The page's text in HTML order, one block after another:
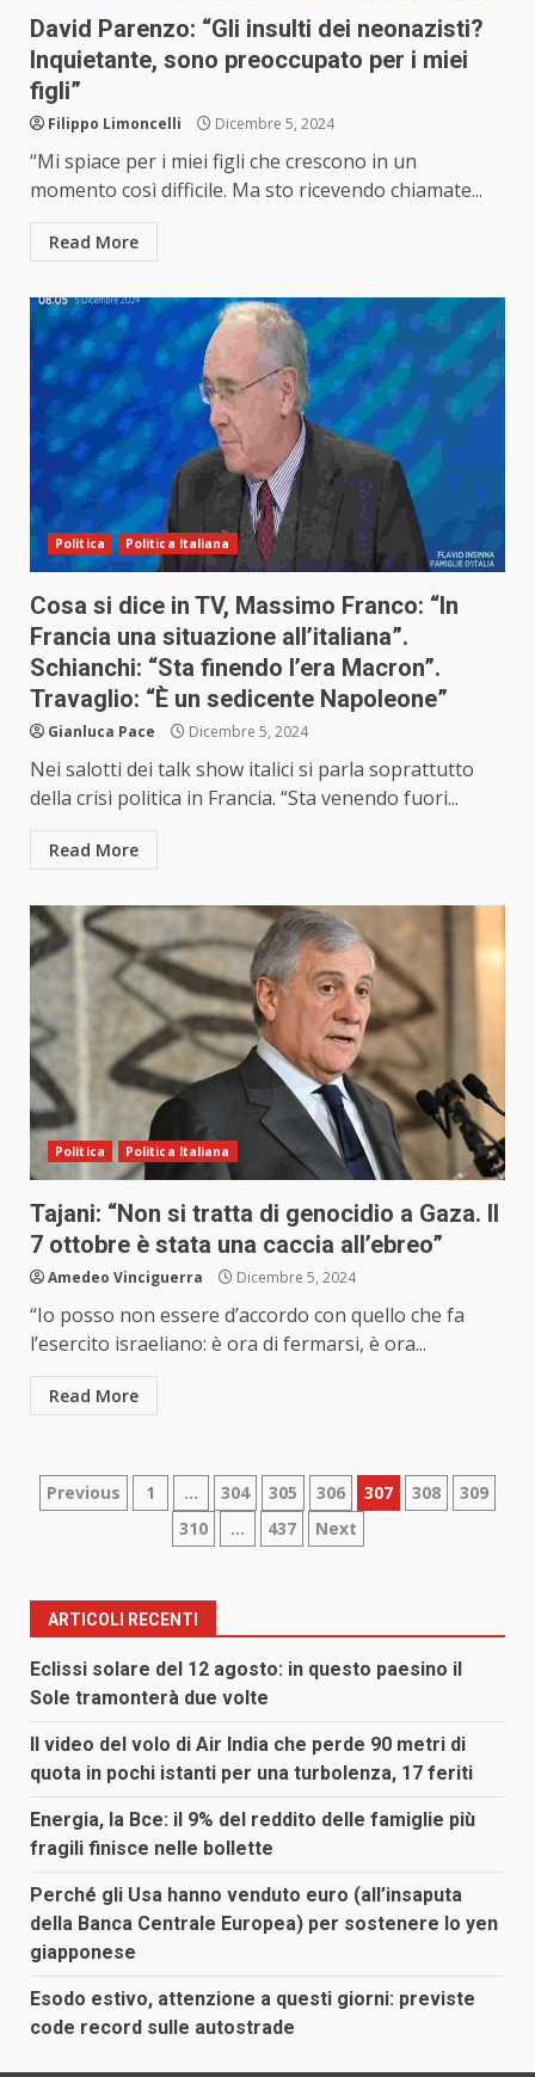
David Parenzo: “Gli insulti dei neonazisti?
Inquietante, sono preoccupato per i miei
figli”
Filippo Limoncelli Dicembre 5, 2024
“Mi spiace per i miei figli che crescono in un
momento così difficile. Ma sto ricevendo chiamate...
Read More
Politica Politica Italiana
Cosa si dice in TV, Massimo Franco: “In
Francia una situazione all’italiana”.
Schianchi: “Sta finendo l’era Macron”.
Travaglio: “È un sedicente Napoleone”
Gianluca Pace Dicembre 5, 2024
Nei salotti dei talk show italici si parla soprattutto
della crisi politica in Francia. “Sta venendo fuori...
Read More
Politica Politica Italiana
Tajani: “Non si tratta di genocidio a Gaza. Il
7 ottobre è stata una caccia all’ebreo”
Amedeo Vinciguerra Dicembre 5, 2024
“Io posso non essere d’accordo con quello che fa
l’esercito israeliano: è ora di fermarsi, è ora...
Read More
Paginazione
articoli
Previous 1 … 304 305 306 307 308
309
310
… 437 Next
ARTICOLI RECENTI
Eclissi solare del 12 agosto: in questo paesino il
Sole tramonterà due volte
Il video del volo di Air India che perde 90 metri di
quota in pochi istanti per una turbolenza, 17 feriti
Energia, la Bce: il 9% del reddito delle famiglie più
fragili finisce nelle bollette
Perché gli Usa hanno venduto euro (all’insaputa
della Banca Centrale Europea) per sostenere lo yen
giapponese
Esodo estivo, attenzione a questi giorni: previste
code record sulle autostrade